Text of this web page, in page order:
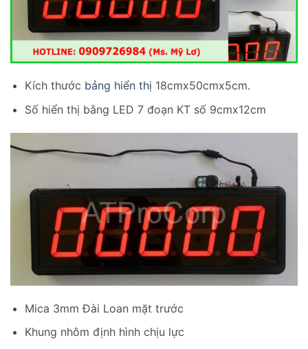
Kích thước bảng hiển thị 18cmx50cmx5cm.
Số hiển thị bằng LED 7 đoạn KT số 9cmx12cm
Mica 3mm Đài Loan mặt trước
Khung nhôm định hình chịu lực